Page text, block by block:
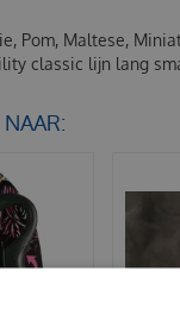
Pom, Maltese,
classic lijn lang
NAAR: